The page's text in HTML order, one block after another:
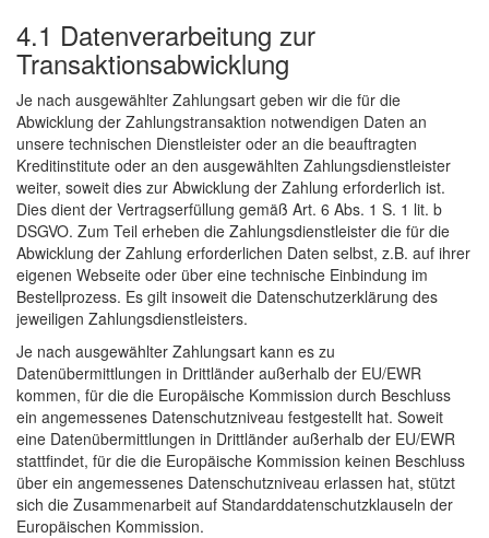
4.1 Datenverarbeitung zur
Transaktionsabwicklung
Je nach ausgewählter Zahlungsart geben wir die für die
Abwicklung der Zahlungstransaktion notwendigen Daten an
unsere technischen Dienstleister oder an die beauftragten
Kreditinstitute oder an den ausgewählten Zahlungsdienstleister
weiter, soweit dies zur Abwicklung der Zahlung erforderlich ist.
Dies dient der Vertragserfüllung gemäß Art. 6 Abs. 1 S. 1 lit. b
DSGVO. Zum Teil erheben die Zahlungsdienstleister die für die
Abwicklung der Zahlung erforderlichen Daten selbst, z.B. auf ihrer
eigenen Webseite oder über eine technische Einbindung im
Bestellprozess. Es gilt insoweit die Datenschutzerklärung des
jeweiligen Zahlungsdienstleisters.
Je nach ausgewählter Zahlungsart kann es zu
Datenübermittlungen in Drittländer außerhalb der EU/EWR
kommen, für die die Europäische Kommission durch Beschluss
ein angemessenes Datenschutzniveau festgestellt hat. Soweit
eine Datenübermittlungen in Drittländer außerhalb der EU/EWR
stattfindet, für die die Europäische Kommission keinen Beschluss
über ein angemessenes Datenschutzniveau erlassen hat, stützt
sich die Zusammenarbeit auf Standarddatenschutzklauseln der
Europäischen Kommission.